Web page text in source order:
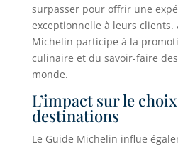
surpasser pour offrir une
exceptionnelle à leurs clients.
Michelin participe à la
culinaire et du savoir-faire
monde.
L’impact sur le
destinations
Le Guide Michelin influe